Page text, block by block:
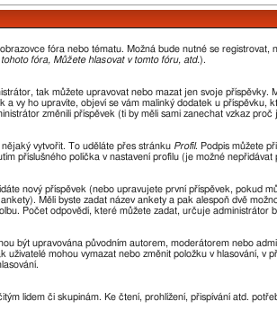
fóra nebo tématu. Možná bude nutné se
fóra, Můžete hlasovat v tomto fóru, atd.).
tak můžete upravovat nebo mazat jen svoje
a vy ho upravíte, objeví se vám malinký dodatek u
změnili příspěvek (ti by měli sami zanechat vzkaz
vytvořit. To uděláte přes stránku Profil. Podpis můžete
příslušného políčka v nastavení profilu (je možné
nový příspěvek (nebo upravujete první příspěvek, pokud
Měli byste zadat název ankety a pak alespoň dvě
Počet odpovědí, které můžete zadat, určuje administrátor
být upravována původním autorem, moderátorem nebo
uživatelé mohou vymazat nebo změnit položku v hlasování,
lidem či skupinám. Ke čtení, prohlížení, přispívání atd.